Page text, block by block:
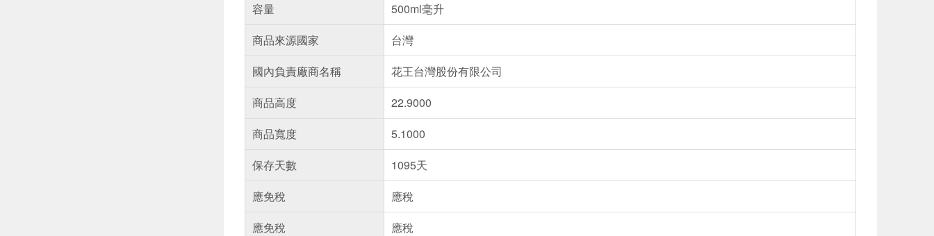
容量
500ml毫升
商品來源國家
台灣
國內負責廠商名稱
花王台灣股份有限公司
商品高度
22.9000
商品寬度
5.1000
保存天數
1095天
應免稅
應稅
應免稅
應稅